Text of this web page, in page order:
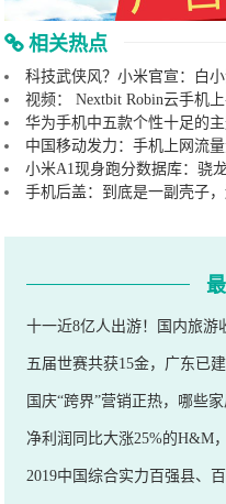
相关热点
科技武侠风？小米官宣：白
视频： Nextbit Robin云手机
华为手机中五款个性十足的主
中国移动发力：手机上网流量
小米A1现身跑分数据库：骁
手机后盖：到底是一副壳子
十一近8亿人出游！国内旅游
五届世赛共获15金，广东已
国庆“跨界”营销正热，哪些
净利润同比大涨25%的H&M
2019中国综合实力百强县、百